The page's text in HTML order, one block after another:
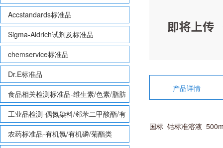
Accstandards标准品
Sigma-Aldrich试剂及标准品
chemservice标准品
Dr.E标准品
食品相关检测标准品-维生素/色素/脂肪
酸甲酯等
工业品检测-偶氮染料/邻苯二甲酸酯/有
机锡/多溴联苯/多溴联苯醚/多氯联苯
农药标准品-有机氯/有机磷/菊酯类
产品详情
国标 钴标准溶液